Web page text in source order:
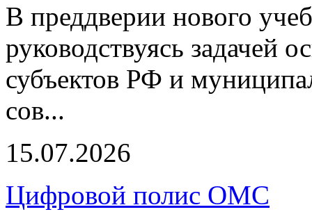
В преддверии нового
руководствуясь задачей
субъектов РФ и
сов...
15.07.2026
Цифровой полис ОМС